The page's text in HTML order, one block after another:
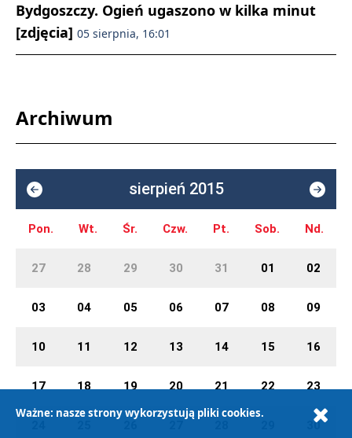
Bydgoszczy. Ogień ugaszono w kilka minut
[zdjęcia] 05 sierpnia, 16:01
Archiwum
sierpień 2015
Pon. Wt. Śr. Czw. Pt. Sob. Nd.
27 28 29 30 31 01 02
03 04 05 06 07 08 09
10 11 12 13 14 15 16
17 18 19 20 21 22 23
30
Ważne: nasze strony wykorzystują pliki cookies.